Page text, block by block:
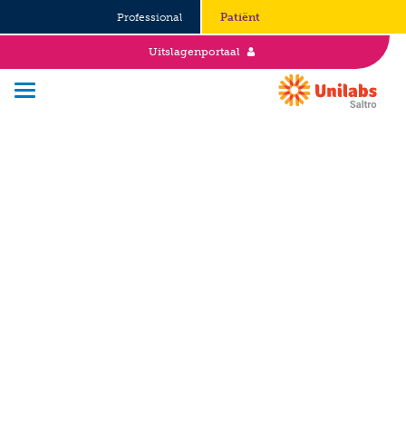
Professional Patiënt
Uitslagenportaal